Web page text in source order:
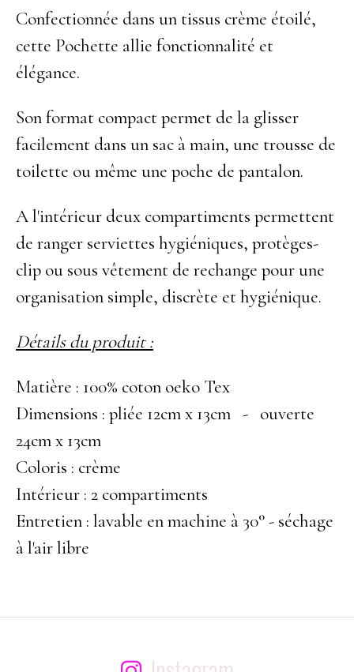
Confectionnée dans un tissus crème étoilé,
cette Pochette allie fonctionnalité et
élégance.
Son format compact permet de la glisser
facilement dans un sac à main, une trousse de
toilette ou même une poche de pantalon.
A l'intérieur deux compartiments permettent
de ranger serviettes hygiéniques, protèges-
clip ou sous vêtement de rechange pour une
organisation simple, discrète et hygiénique.
Détails du produit :
Matière : 100% coton oeko Tex
Dimensions : pliée 12cm x 13cm - ouverte
24cm x 13cm
Coloris : crème
Intérieur : 2 compartiments
Entretien : lavable en machine à 30° - séchage
à l'air libre